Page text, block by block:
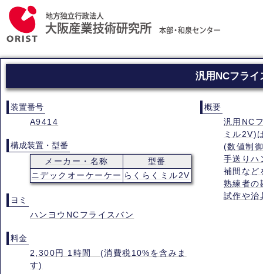
汎用NCフライ
装置番号
A9414
構成装置・型番
メーカー・名称
型番
ニデックオーケーケー らくらくミル2V
ヨミ
ハンヨウNCフライスバン
料金
2,300円 1時間 (消費税10%を含みま
す)
概要
汎用NC
ミル2V)
(数値制
手送りハ
補間など
熟練者の
試作や治